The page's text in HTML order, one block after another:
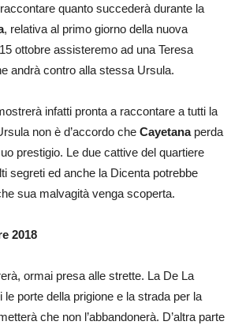
quanto succederà durante la
, relativa al primo giorno della nuova
ottobre assisteremo ad una Teresa
andrà contro alla stessa Ursula.
infatti pronta a raccontare a tutti la
non è d’accordo che Cayetanaperda
prestigio. Le due cattive del quartiere
segreti ed anche la Dicenta potrebbe
sua malvagità venga scoperta.
2018
ormai presa alle strette. La De La
le porte della prigione e la strada per la
che non l’abbandonerà. D’altra parte